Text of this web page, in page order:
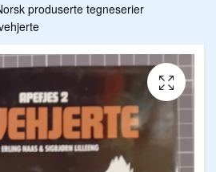
produserte tegneserier